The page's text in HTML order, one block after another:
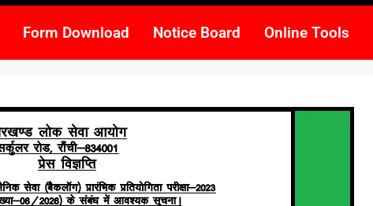
Form Download Notice Board Online Tools